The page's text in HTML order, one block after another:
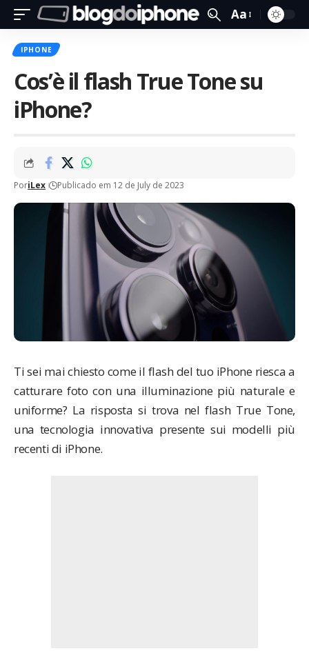
Aa
IPHONE
Cos’è il flash True Tone su
iPhone?
PoriLex Publicado em 12 de July de 2023
Ti sei mai chiesto come il flash del tuo iPhone riesca a
catturare foto con una illuminazione più naturale e
uniforme? La risposta si trova nel flash True Tone,
una tecnologia innovativa presente sui modelli più
recenti di iPhone.